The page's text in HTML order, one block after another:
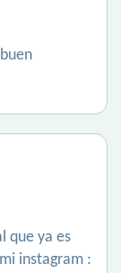
que ya es
instagram :